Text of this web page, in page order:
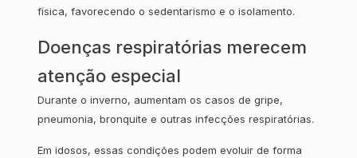
física, favorecendo o sedentarismo e o isolamento.
Doenças respiratórias merecem
atenção especial
Durante o inverno, aumentam os casos de gripe,
pneumonia, bronquite e outras infecções respiratórias.
Em idosos, essas condições podem evoluir de forma